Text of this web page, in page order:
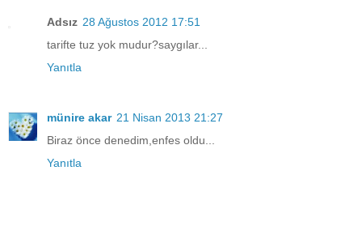
Adsız 28 Ağustos 2012 17:51
tarifte tuz yok mudur?saygılar...
Yanıtla
münire akar 21 Nisan 2013 21:27
Biraz önce denedim,enfes oldu...
Yanıtla